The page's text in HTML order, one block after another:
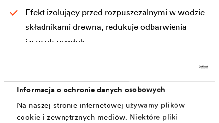
Informacja o ochronie danych osobowych
Na naszej stronie internetowej używamy plików
cookie i zewnętrznych mediów. Niektóre pliki
Efekt izolujący przed rozpuszczalnymi w wodzie
składnikami drewna, redukuje odbarwienia
jasnych powłok.
Odporność na warunki atmosferyczne
Dyfuzyjny